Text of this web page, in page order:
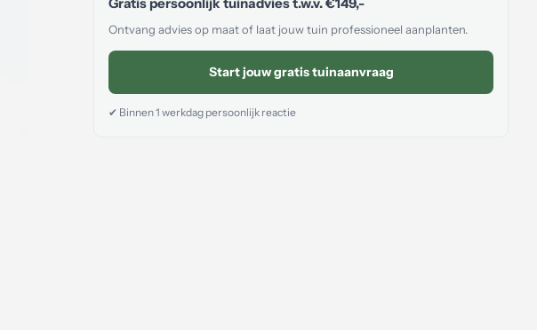
Ontvang advies op maat of laat jouw tuin professioneel aanplanten.
Start jouw gratis tuinaanvraag
✔ Binnen 1 werkdag persoonlijk reactie